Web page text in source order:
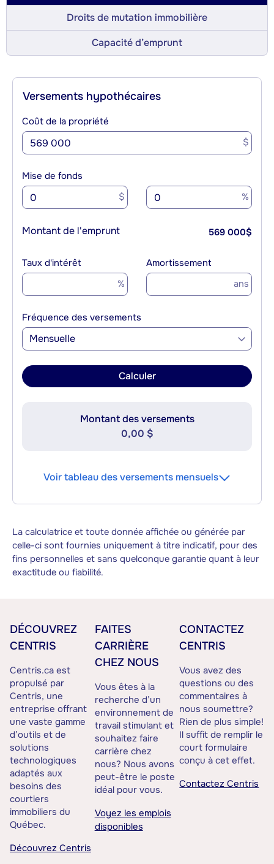
Droits de mutation immobilière
Capacité d’emprunt
Versements hypothécaires
Coût de la propriété
$
Mise de fonds
$ %
Montant de l'emprunt 569 000$
Taux d'intérêt
%
Amortissement
ans
Fréquence des versements
Mensuelle
Calculer
Montant des versements
0,00 $
Voir tableau des versements mensuels
La calculatrice et toute donnée affichée ou générée par
celle-ci sont fournies uniquement à titre indicatif, pour des
fins personnelles et sans quelconque garantie quant à leur
exactitude ou fiabilité.
DÉCOUVREZ
CENTRIS
Centris.ca est
propulsé par
Centris, une
entreprise offrant
une vaste gamme
d’outils et de
solutions
technologiques
adaptés aux
besoins des
courtiers
immobiliers du
Québec.
Découvrez Centris
FAITES
CARRIÈRE
CHEZ NOUS
Vous êtes à la
recherche d’un
environnement de
travail stimulant et
souhaitez faire
carrière chez
nous? Nous avons
peut-être le poste
idéal pour vous.
Voyez les emplois
disponibles
CONTACTEZ
CENTRIS
Vous avez des
questions ou des
commentaires à
nous soumettre?
Rien de plus simple!
Il suffit de remplir le
court formulaire
conçu à cet effet.
Contactez Centris